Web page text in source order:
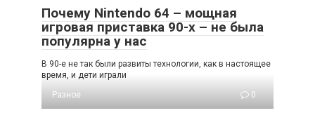
Почему Nintendo 64 – мощная
игровая приставка 90-х – не была
популярна у нас
В 90-е не так были развиты технологии, как в настоящее
время, и дети играли
Разное
0